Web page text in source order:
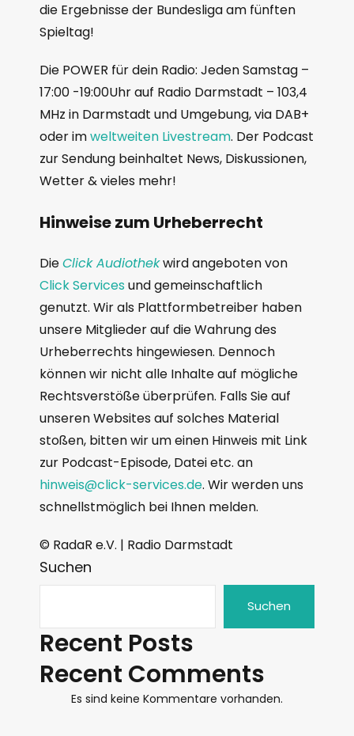
die Ergebnisse der Bundesliga am fünften
Spieltag!
Die POWER für dein Radio: Jeden Samstag –
17:00 -19:00Uhr auf Radio Darmstadt – 103,4
MHz in Darmstadt und Umgebung, via DAB+
oder imweltweiten Livestream. Der Podcast
zur Sendung beinhaltet News, Diskussionen,
Wetter & vieles mehr!
Hinweise zum Urheberrecht
DieClick Audiothekwird angeboten von
Click Servicesund gemeinschaftlich
genutzt. Wir als Plattformbetreiber haben
unsere Mitglieder auf die Wahrung des
Urheberrechts hingewiesen. Dennoch
können wir nicht alle Inhalte auf mögliche
Rechtsverstöße überprüfen. Falls Sie auf
unseren Websites auf solches Material
stoßen, bitten wir um einen Hinweis mit Link
zur Podcast-Episode, Datei etc. an
hinweis@click-services.de. Wir werden uns
schnellstmöglich bei Ihnen melden.
© RadaR e.V. | Radio Darmstadt
Suchen
Suchen
Recent Posts
Recent Comments
Es sind keine Kommentare vorhanden.